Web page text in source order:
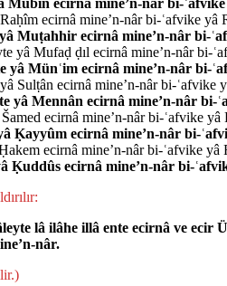
ecirnâ mine’n-nâr bi-ʿafvike yâ
Muṭahhir ecirnâ mine’n-nâr bi-
yâ Mufaḍ­ ḍıl ecirnâ mine’n-nâr bi-
yâ Münʿim ecirnâ mine’n-nâr bi-
Sulṭân ecirnâ mine’n-nâr bi-ʿafvike
yâ Mennân ecirnâ mine’n-nâr bi-
ecirnâ mine’n-nâr bi-ʿafvike yâ
Ḳayyûm ecirnâ mine’n-nâr bi-
ecirnâ mine’n-nâr bi-ʿafvike yâ
Ḳuddûs ecirnâ mine’n-nâr bi-
lâ ilâhe illâ ente ecirnâ ve ecir
nâr.